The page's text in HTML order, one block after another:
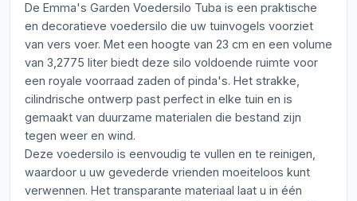
De Emma's Garden Voedersilo Tuba is een praktische
en decoratieve voedersilo die uw tuinvogels voorziet
van vers voer. Met een hoogte van 23 cm en een volume
van 3,2775 liter biedt deze silo voldoende ruimte voor
een royale voorraad zaden of pinda's. Het strakke,
cilindrische ontwerp past perfect in elke tuin en is
gemaakt van duurzame materialen die bestand zijn
tegen weer en wind.
Deze voedersilo is eenvoudig te vullen en te reinigen,
waardoor u uw gevederde vrienden moeiteloos kunt
verwennen. Het transparante materiaal laat u in één